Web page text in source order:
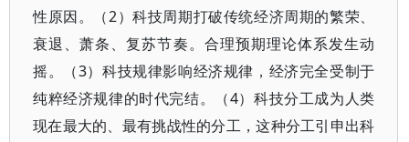
性原因。（2）科技周期打破传统经济周期的繁荣、
衰退、萧条、复苏节奏。合理预期理论体系发生动
摇。（3）科技规律影响经济规律，经济完全受制于
纯粹经济规律的时代完结。（4）科技分工成为人类
现在最大的、最有挑战性的分工，这种分工引申出科